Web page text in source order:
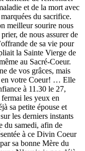
et de la mort avec
du sacrifice.
meilleur sourire nous
de nous assurer de
de sa vie pour
la Sainte Vierge de
au Sacré-Coeur.
de vos grâces, mais
en votre Coeur! … Elle
à 11.30 le 27,
les yeux en
sa petite épouse et
les derniers instants
du samedi, afin de
à ce Divin Coeur
sa bonne Mère du